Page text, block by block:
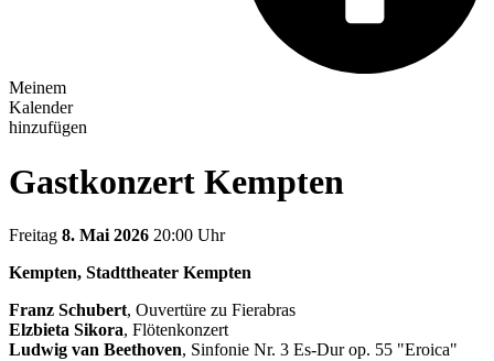
Meinem
Kalender
hinzufügen
Gastkonzert Kempten
Freitag 8. Mai 2026 20:00 Uhr
Kempten, Stadttheater Kempten
Franz Schubert, Ouvertüre zu Fierabras
Elzbieta Sikora, Flötenkonzert
Ludwig van Beethoven, Sinfonie Nr. 3 Es-Dur op. 55 "Eroica"